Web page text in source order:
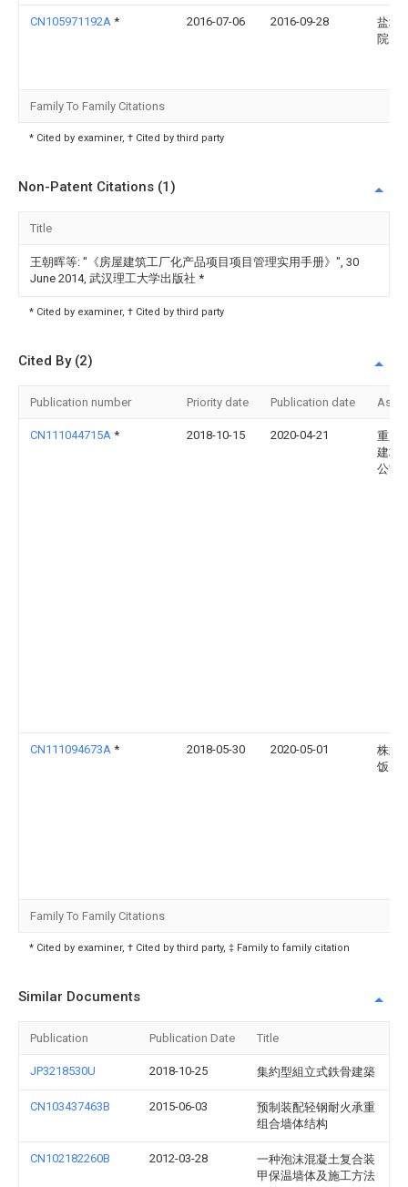
CN105971192A * 2016-07-06 2016-09-28
盐城
院
Family To Family Citations
* Cited by examiner, † Cited by third party
Non-Patent Citations (1)
Title
王朝晖等: "《房屋建筑工厂化产品项目项目管理实用手册》", 30
June 2014, 武汉理工大学出版社 *
* Cited by examiner, † Cited by third party
Cited By (2)
Publication number Priority date Publication date
CN111044715A * 2018-10-15 2020-04-21
重庆
建材
公司
CN111094673A * 2018-05-30 2020-05-01
株式
饭田
Family To Family Citations
* Cited by examiner, † Cited by third party, ‡ Family to family citation
Similar Documents
Publication Publication Date Title
JP3218530U 2018-10-25 集約型組立式鉄骨建築
CN103437463B 2015-06-03
预制装配轻钢耐火承重
组合墙体结构
CN102182260B 2012-03-28
一种泡沫混凝土复合装
甲保温墙体及施工方法